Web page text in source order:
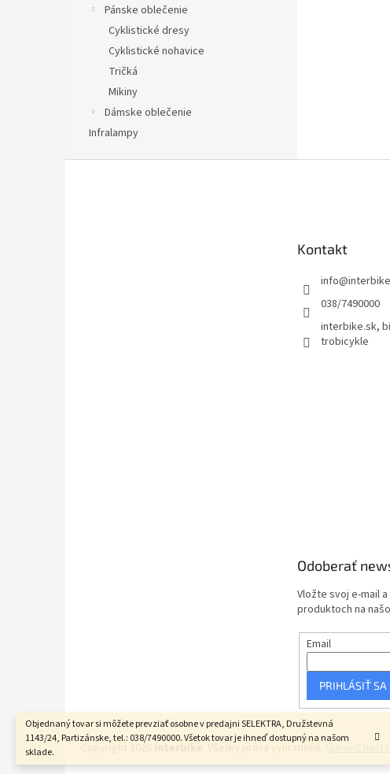
Objednaný tovar si môžete prevziať osobne v predajni SELEKTRA, Družstevná
1143/24, Partizánske, tel.: 038/7490000. Všetok tovar je ihneď dostupný na našom
sklade.
Pánske oblečenie
Cyklistické dresy
Cyklistické nohavice
Tričká
Mikiny
Dámske oblečenie
Infralampy
Kontakt
info@
038/7490000
interbike.sk,
trobicykle
Odoberať
Vložte svoj e-mail
produktoch na
Email
PRIHLÁSIŤ SA
Copyright 2026 Upraviť